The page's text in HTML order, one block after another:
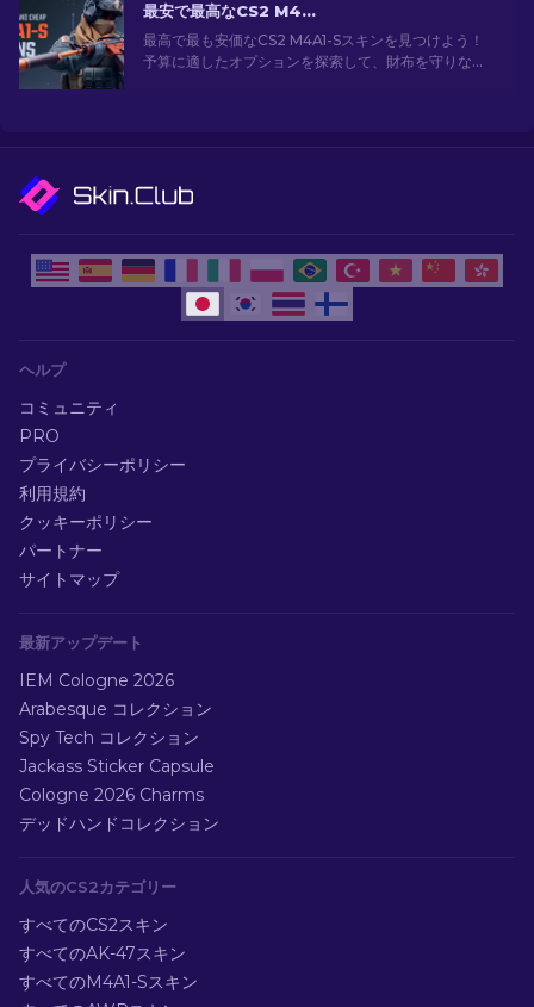
最安で最高なCS2 M4A1-Sスキン[2026]
最高で最も安価なCS2 M4A1-Sスキンを見つけよう！
予算に適したオプションを探索して、財布を守りなが
ヘルプ
コミュニティ
PRO
プライバシーポリシー
利用規約
クッキーポリシー
パートナー
サイトマップ
最新アップデート
IEM Cologne 2026
Arabesque コレクション
Spy Tech コレクション
Jackass Sticker Capsule
Cologne 2026 Charms
デッドハンドコレクション
人気のCS2カテゴリー
すべてのCS2スキン
すべてのAK-47スキン
すべてのM4A1-Sスキン